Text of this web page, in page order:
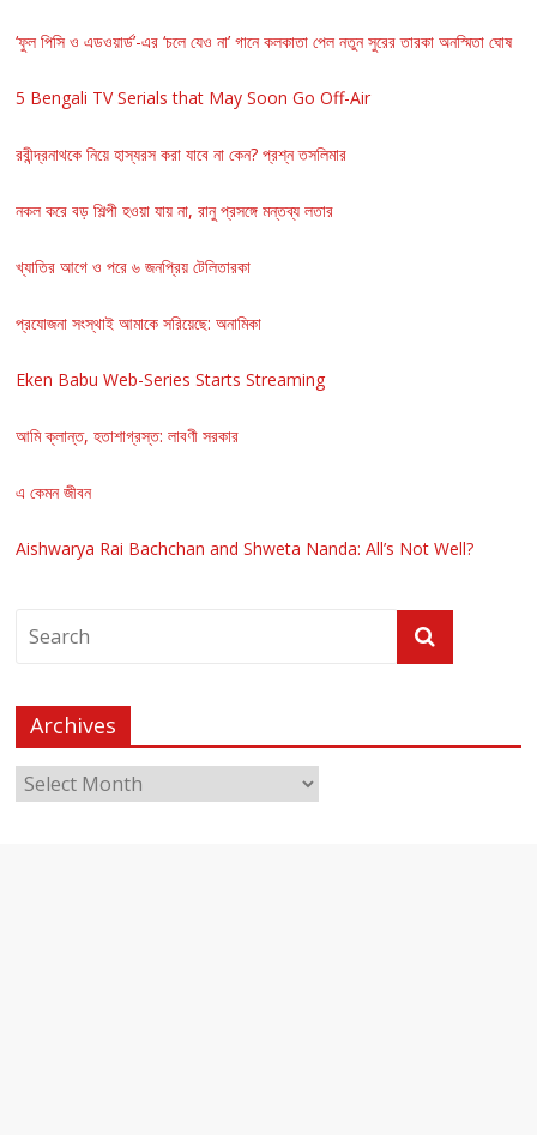
‘ফুল পিসি ও এডওয়ার্ড’-এর ‘চলে যেও না’ গানে কলকাতা পেল নতুন সুরের তারকা অনস্মিতা ঘোষ
5 Bengali TV Serials that May Soon Go Off-Air
রবীন্দ্রনাথকে নিয়ে হাস্যরস করা যাবে না কেন? প্রশ্ন তসলিমার
নকল করে বড় শিল্পী হওয়া যায় না, রানু প্রসঙ্গে মন্তব্য লতার
খ্যাতির আগে ও পরে ৬ জনপ্রিয় টেলিতারকা
প্রযোজনা সংস্থাই আমাকে সরিয়েছে: অনামিকা
Eken Babu Web-Series Starts Streaming
আমি ক্লান্ত, হতাশাগ্রস্ত: লাবণী সরকার
এ কেমন জীবন
Aishwarya Rai Bachchan and Shweta Nanda: All’s Not Well?
Archives